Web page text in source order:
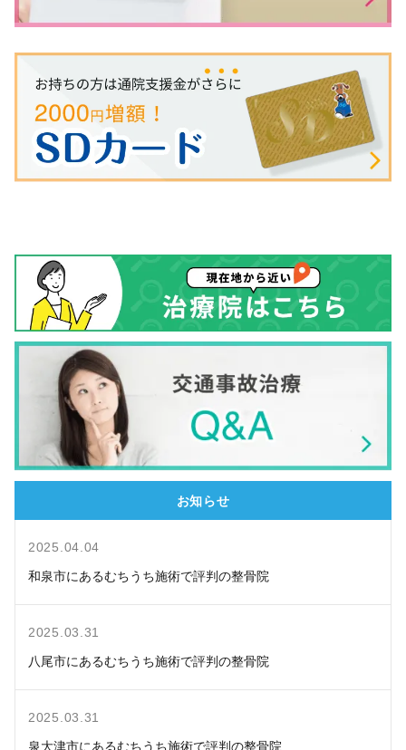
お知らせ
2025.04.04
和泉市にあるむちうち施術で評判の整骨院
2025.03.31
八尾市にあるむちうち施術で評判の整骨院
2025.03.31
泉大津市にあるむちうち施術で評判の整骨院